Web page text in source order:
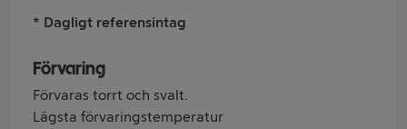
* Dagligt referensintag
Förvaring
Förvaras torrt och svalt.
Lägsta förvaringstemperatur